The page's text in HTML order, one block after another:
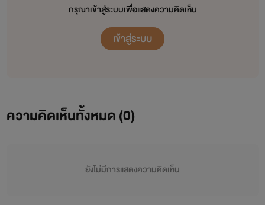
กรุณาเข้าสู่ระบบเพื่อแสดงความคิดเห็น
เข้าสู่ระบบ
ความคิดเห็นทั้งหมด (0)
ยังไม่มีการแสดงความคิดเห็น